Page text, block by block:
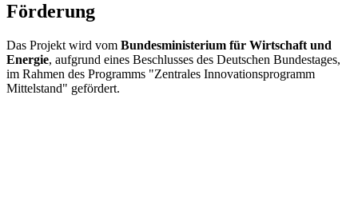
Förderung
Das Projekt wird vom Bundesministerium für Wirtschaft und
Energie, aufgrund eines Beschlusses des Deutschen Bundestages,
im Rahmen des Programms "Zentrales Innovationsprogramm
Mittelstand" gefördert.